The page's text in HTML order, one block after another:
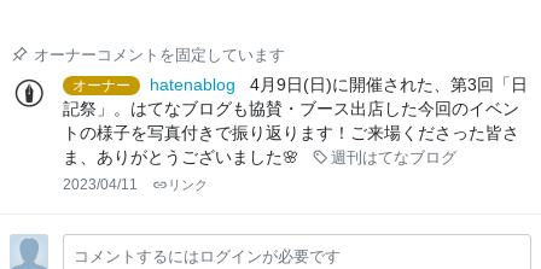
オーナーコメントを固定しています
オーナー
hatenablog
4月9日(日)に開催された、第3回「日
記祭」。はてなブログも協賛・ブース出店した今回のイベン
トの様子を写真付きで振り返ります！ご来場くださった皆さ
ま、ありがとうございました🌸
週刊はてなブログ
2023/04/11 リンク
コメントするにはログインが必要です